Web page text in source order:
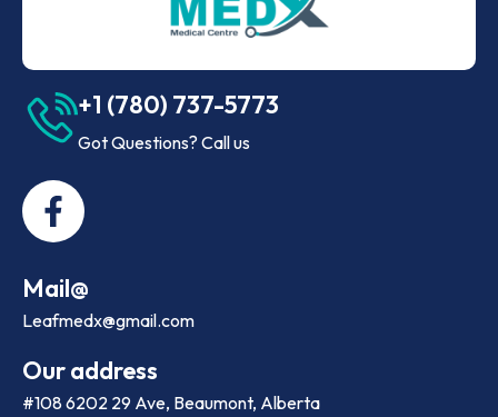
+1 (780) 737-5773
Got Questions? Call us
Mail@
Leafmedx@gmail.com
Our address
#108 6202 29 Ave, Beaumont, Alberta